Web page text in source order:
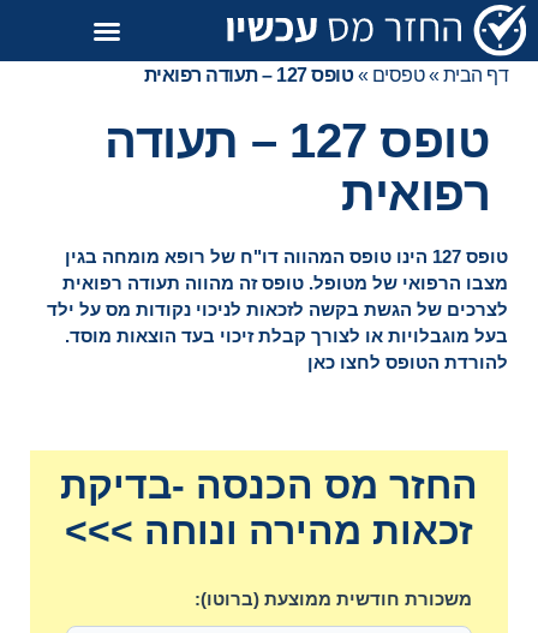
דף הבית»טפסים »טופס 127 – תעודה רפואית
טופס 127 – תעודה
רפואית
טופס 127 הינו טופס המהווה דו"ח של רופא מומחה בגין
מצבו הרפואי של מטופל. טופס זה מהווה תעודה רפואית
לצרכים של הגשת בקשה לזכאות לניכוי נקודות מס על ילד
בעל מוגבלויות או לצורך קבלת זיכוי בעד הוצאות מוסד.
להורדת הטופס לחצו כאן
החזר מס הכנסה -בדיקת
זכאות מהירה ונוחה >>>
משכורת חודשית ממוצעת (ברוטו):